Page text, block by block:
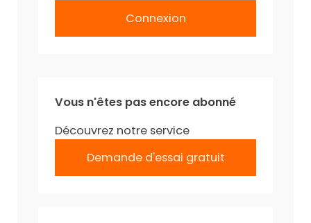
Connexion
Vous n'êtes pas encore abonné
Découvrez notre service
Demande d'essai gratuit